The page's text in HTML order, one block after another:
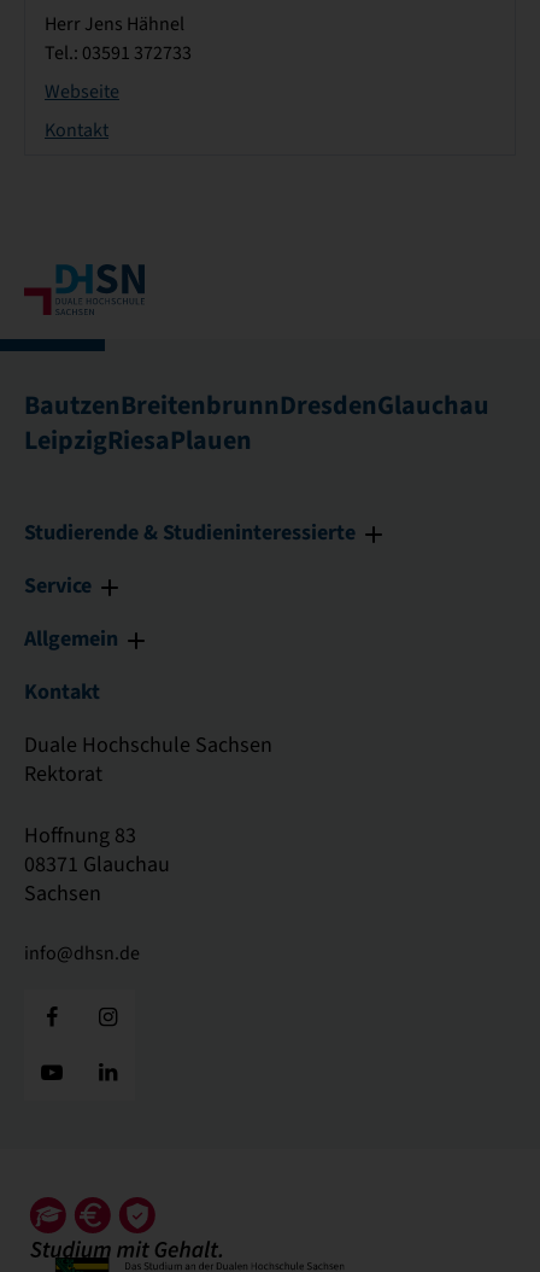
Herr Jens Hähnel
Tel.: 03591 372733
Webseite
Kontakt
BautzenBreitenbrunnDresdenGlauchau
LeipzigRiesaPlauen
Studierende & Studieninteressierte
Service
Allgemein
Kontakt
Duale Hochschule Sachsen
Rektorat
Hoffnung 83
08371 Glauchau
Sachsen
info@dhsn.de